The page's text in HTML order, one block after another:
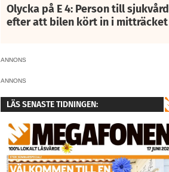
Olycka på E 4: Person till sjukvård
efter att bilen kört in i mitträcket
ANNONS
ANNONS
LÄS SENASTE TIDNINGEN: